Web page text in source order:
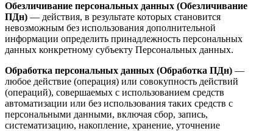
Обезличивание персональных данных (Обезличивание
ПДн) — действия, в результате которых становится
невозможным без использования дополнительной
информации определить принадлежность персональных
данных конкретному субъекту Персональных данных.
Обработка персональных данных (Обработка ПДн) —
любое действие (операция) или совокупность действий
(операций), совершаемых с использованием средств
автоматизации или без использования таких средств с
персональными данными, включая сбор, запись,
систематизацию, накопление, хранение, уточнение